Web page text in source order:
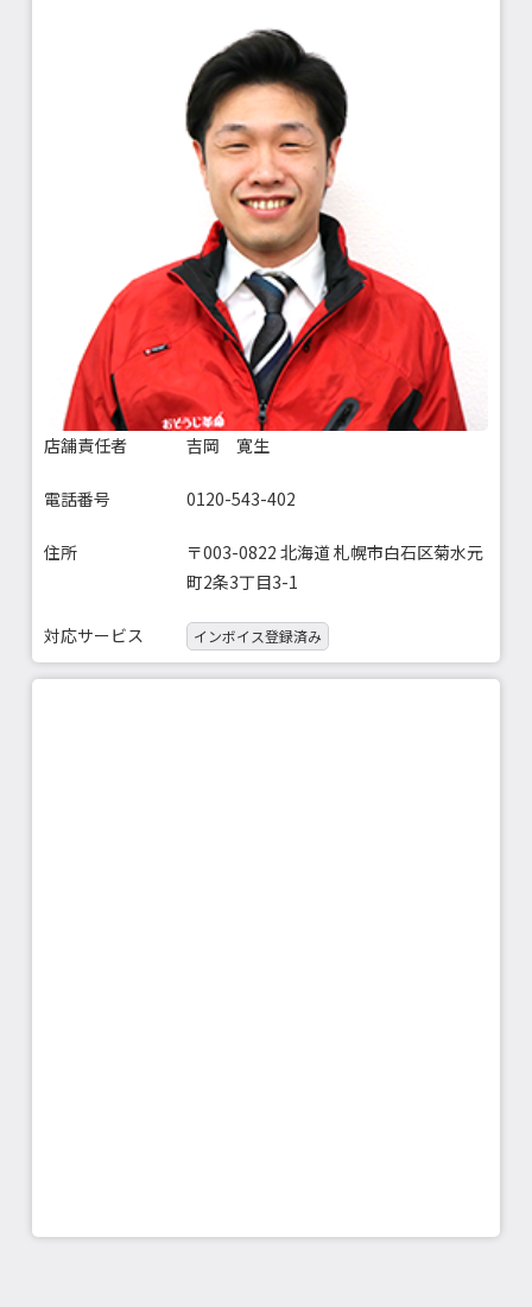
店舗責任者 吉岡 寛生
電話番号 0120-543-402
住所
〒003-0822 北海道 札幌市白石区菊水元
町2条3丁目3-1
対応サービス インボイス登録済み